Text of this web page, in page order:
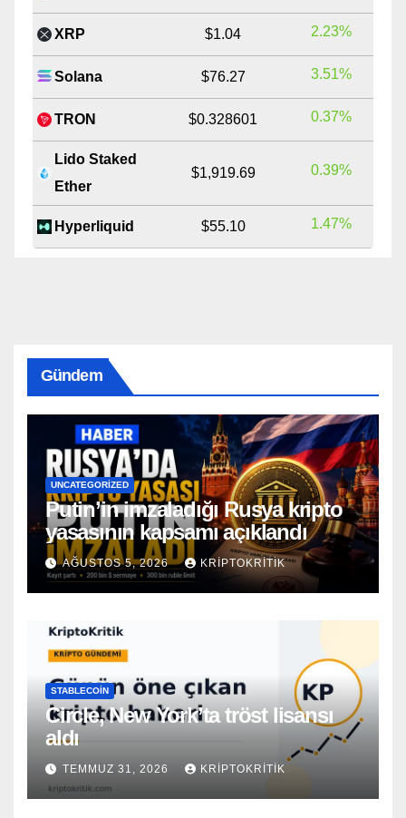
XRP $1.04 2.23%
Solana $76.27 3.51%
TRON $0.328601 0.37%
Lido Staked
Ether
$1,919.69 0.39%
Hyperliquid $55.10 1.47%
Gündem
UNCATEGORIZED
Putin’in imzaladığı Rusya kripto
yasasının kapsamı açıklandı
AĞUSTOS 5, 2026 KRIPTOKRITIK
STABLECOIN
Circle, New York’ta tröst lisansı
aldı
TEMMUZ 31, 2026 KRIPTOKRITIK